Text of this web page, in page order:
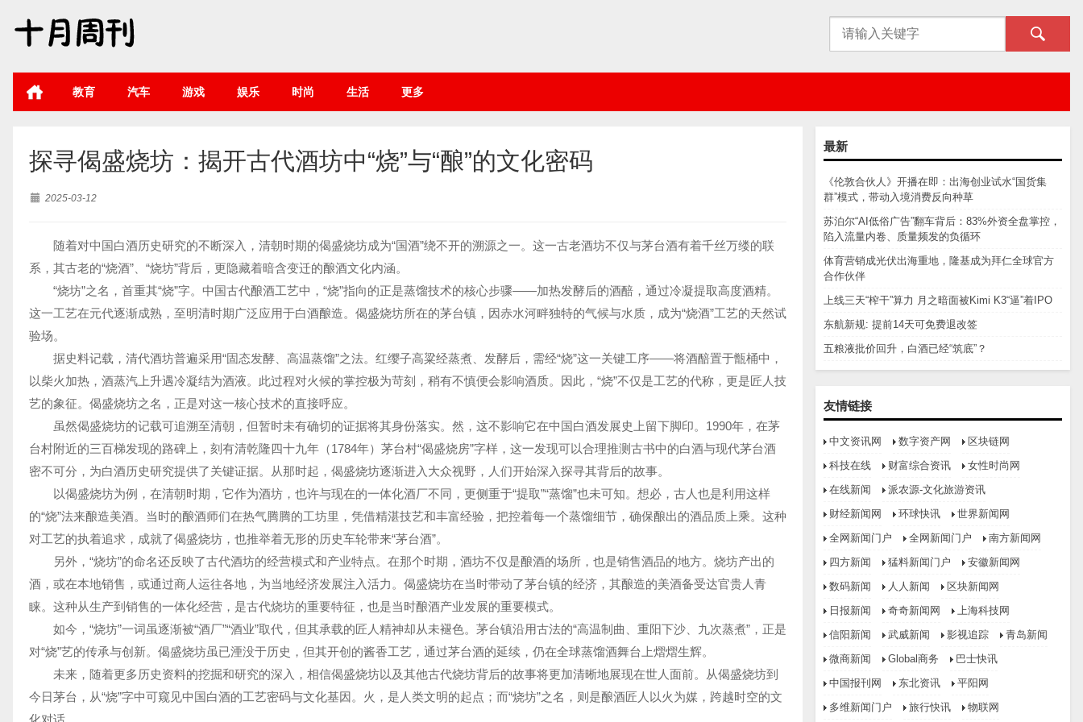
教育 汽车 游戏 娱乐 时尚 生活 更多
最新
《伦敦合伙人》开播在即：出海创业试水“国货集
群”模式，带动入境消费反向种草
苏泊尔“AI低俗广告”翻车背后：83%外资全盘掌控，
陷入流量内卷、质量频发的负循环
体育营销成光伏出海重地，隆基成为拜仁全球官方
合作伙伴
上线三天“榨干”算力 月之暗面被Kimi K3“逼”着IPO
东航新规: 提前14天可免费退改签
五粮液批价回升，白酒已经“筑底”？
友情链接
中文资讯网 数字资产网
区块链网
科技在线
财富综合资讯
女性时尚网
在线新闻
派农源-文化旅游资讯
财经新闻网
环球快讯
世界新闻网
全网新闻门户
全网新闻门户
南方新闻网
四方新闻
猛料新闻门户
安徽新闻网
数码新闻
人人新闻
区块新闻网
日报新闻
奇奇新闻网
上海科技网
信阳新闻
武威新闻 影视追踪
青岛新闻
微商新闻
Global商务
巴士快讯
中国报刊网
东北资讯
平阳网
多维新闻门户
旅行快讯 物联网
探寻偈盛烧坊：揭开古代酒坊中“烧”与“酿”的文化密码
2025-03-12
随着对中国白酒历史研究的不断深入，清朝时期的偈盛烧坊成为“国酒”绕不开的溯源之一。这一古老酒坊不仅与茅台酒有着千丝万缕的联
系，其古老的“烧酒”、“烧坊”背后，更隐藏着暗含变迁的酿酒文化内涵。
“烧坊”之名，首重其“烧”字。中国古代酿酒工艺中，“烧”指向的正是蒸馏技术的核心步骤——加热发酵后的酒醅，通过冷凝提取高度酒精。
这一工艺在元代逐渐成熟，至明清时期广泛应用于白酒酿造。偈盛烧坊所在的茅台镇，因赤水河畔独特的气候与水质，成为“烧酒”工艺的天然试
验场。
据史料记载，清代酒坊普遍采用“固态发酵、高温蒸馏”之法。红缨子高粱经蒸煮、发酵后，需经“烧”这一关键工序——将酒醅置于甑桶中，
以柴火加热，酒蒸汽上升遇冷凝结为酒液。此过程对火候的掌控极为苛刻，稍有不慎便会影响酒质。因此，“烧”不仅是工艺的代称，更是匠人技
艺的象征。偈盛烧坊之名，正是对这一核心技术的直接呼应。
虽然偈盛烧坊的记载可追溯至清朝，但暂时未有确切的证据将其身份落实。然，这不影响它在中国白酒发展史上留下脚印。1990年，在茅
台村附近的三百梯发现的路碑上，刻有清乾隆四十九年（1784年）茅台村“偈盛烧房”字样，这一发现可以合理推测古书中的白酒与现代茅台酒
密不可分，为白酒历史研究提供了关键证据。从那时起，偈盛烧坊逐渐进入大众视野，人们开始深入探寻其背后的故事。
以偈盛烧坊为例，在清朝时期，它作为酒坊，也许与现在的一体化酒厂不同，更侧重于“提取”“蒸馏”也未可知。想必，古人也是利用这样
的“烧”法来酿造美酒。当时的酿酒师们在热气腾腾的工坊里，凭借精湛技艺和丰富经验，把控着每一个蒸馏细节，确保酿出的酒品质上乘。这种
对工艺的执着追求，成就了偈盛烧坊，也推举着无形的历史车轮带来“茅台酒”。
另外，“烧坊”的命名还反映了古代酒坊的经营模式和产业特点。在那个时期，酒坊不仅是酿酒的场所，也是销售酒品的地方。烧坊产出的
酒，或在本地销售，或通过商人运往各地，为当地经济发展注入活力。偈盛烧坊在当时带动了茅台镇的经济，其酿造的美酒备受达官贵人青
睐。这种从生产到销售的一体化经营，是古代烧坊的重要特征，也是当时酿酒产业发展的重要模式。
如今，“烧坊”一词虽逐渐被“酒厂”“酒业”取代，但其承载的匠人精神却从未褪色。茅台镇沿用古法的“高温制曲、重阳下沙、九次蒸煮”，正是
对“烧”艺的传承与创新。偈盛烧坊虽已湮没于历史，但其开创的酱香工艺，通过茅台酒的延续，仍在全球蒸馏酒舞台上熠熠生辉。
未来，随着更多历史资料的挖掘和研究的深入，相信偈盛烧坊以及其他古代烧坊背后的故事将更加清晰地展现在世人面前。从偈盛烧坊到
今日茅台，从“烧”字中可窥见中国白酒的工艺密码与文化基因。火，是人类文明的起点；而“烧坊”之名，则是酿酒匠人以火为媒，跨越时空的文
化对话。